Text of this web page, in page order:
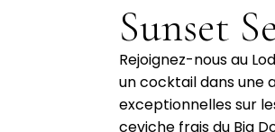
Sunset
Rejoignez-nous au
un cocktail dans une
exceptionnelles sur
ceviche frais du Big